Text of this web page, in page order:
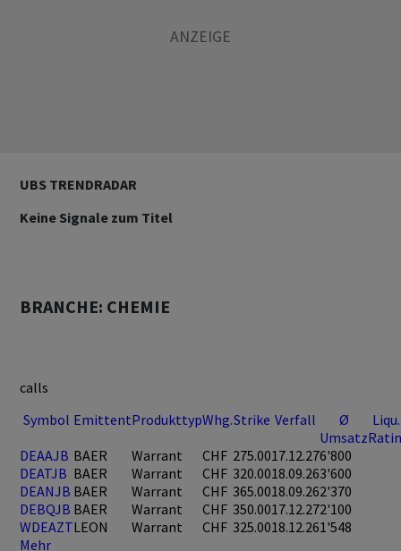
UBS TRENDRADAR
Keine Signale zum Titel
BRANCHE: CHEMIE
calls
Symbol EmittentProdukttypWhg.Strike Verfall
Ø
Umsatz
DEAAJB BAER Warrant CHF 275.0017.12.276'800
DEATJB BAER Warrant CHF 320.0018.09.263'600
DEANJB BAER Warrant CHF 365.0018.09.262'370
DEBQJB BAER Warrant CHF 350.0017.12.272'100
WDEAZTLEON Warrant CHF 325.0018.12.261'548
Mehr